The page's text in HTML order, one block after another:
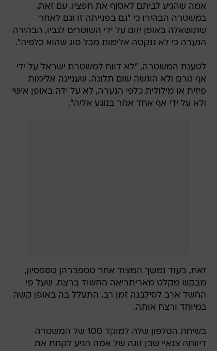
אמה שהגיע לביתם לאסוף את חפציו. עם זאת,
במשטרה הבהירו כי "גם בפנייתה זו וגם לאחר
שתושאלה באופן יזום על ידי השוטרים לגביו, הבהירה
הנערה כי לא ננקטה אלימות מכל סוג שהוא כלפיה".
לטענת המשטרה, "לא דווח למשטרת ישראל על ידי
אף גורם ולא הוגשה שום תלונה, שעניינה אלימות
פיזית או מילולית כלפי הנערה, לא על ידה באופן אישי
ולא על ידי אף אחד אחר בנוגע אליה".
זאת, בעוד נמשך המצוד אחר טספברהן טספסיון,
מבקש מקלט מאריתריאה החשוד ברצח, שעל פי
החשד ארב לסילבנה זמן רב, התעלל בה באופן קשה
במיוחד ורצח אותה.
בשיחת הטלפון שלה למוקד 100 של המשטרה
דיווחה צגאיי שבן זוגה של אמה הגיע לקחת את